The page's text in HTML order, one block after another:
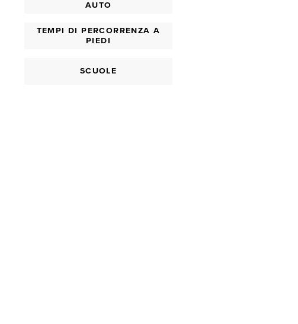
AUTO
TEMPI DI PERCORRENZA A
PIEDI
SCUOLE